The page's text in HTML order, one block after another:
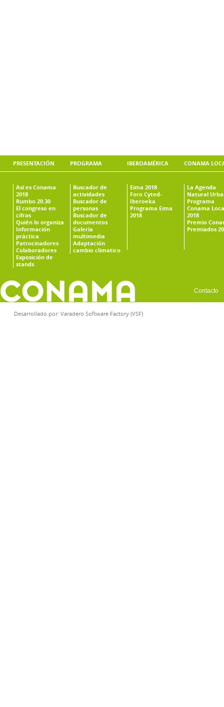
PRESENTACIÓN
Así es Conama
2018
Rumbo 20.30
El congreso en
cifras
Quién lo organiza
Información
práctica
Patrocinadores
Colaboradores
Exposición de
stands
PROGRAMA
Buscador de
actividades
Buscador de
personas
Buscador de
documentos
Galería
multimedia
Adaptación
cambio climatico
IBEROAMÉRICA
Eima 2018
Foro Cyted-
Iberoeka
Programa Eima
2018
CONAMA
La Agenda
Natural
Programa
Conama
2018
Premio
Premiados
Contacto
Desarrollado por: Varadero Software Factory (VSF)